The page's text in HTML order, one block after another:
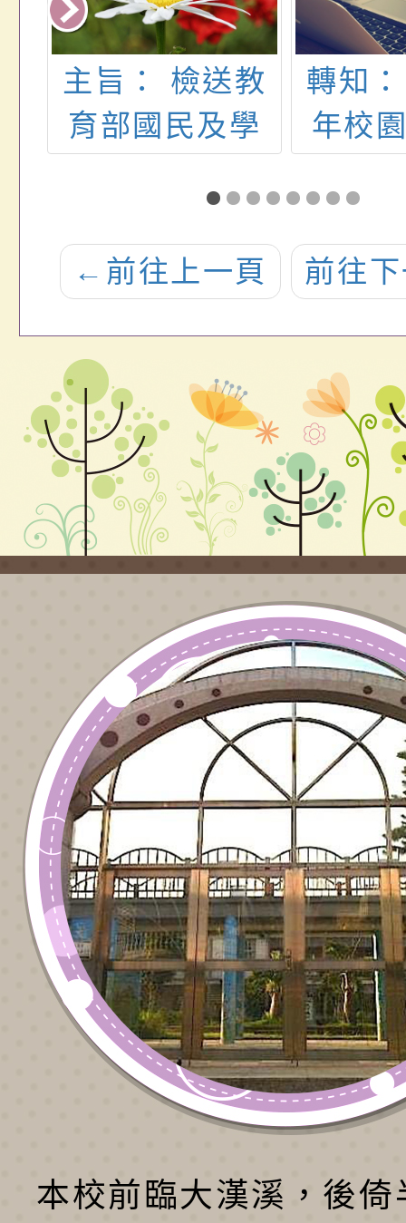
主旨： 檢送教
育部國民及學
國立臺灣師範
大學辦理「110
學年度健康促
進學校輔導計
畫」健康體位
績優學校遴選
實施計畫1份，
請貴校踴躍報
名參加遴選，
詳如說明，請
查照。
轉知
年校
← 前往上一頁 前往
本校前臨大漢溪，後倚